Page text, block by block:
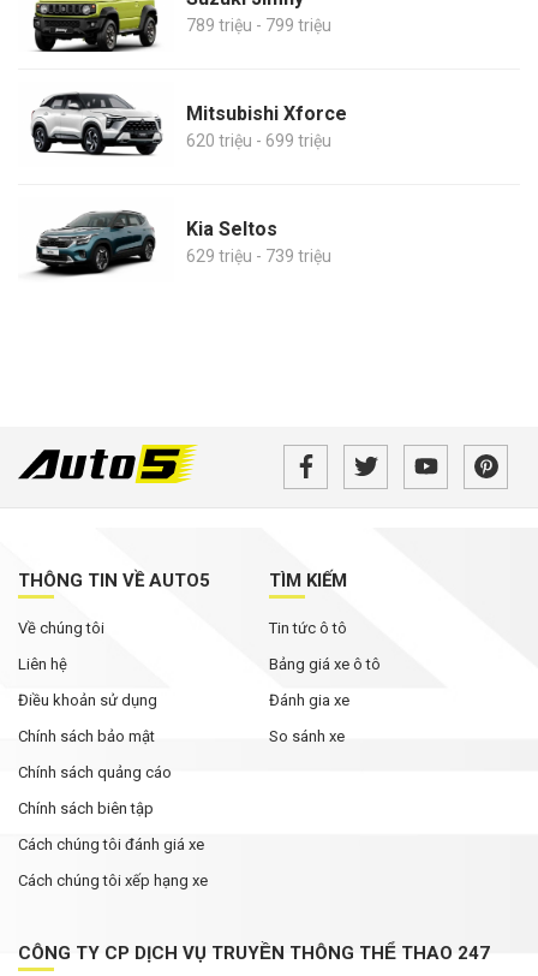
789 triệu - 799 triệu
Mitsubishi Xforce
620 triệu - 699 triệu
Kia Seltos
629 triệu - 739 triệu
THÔNG TIN VỀ AUTO5
Về chúng tôi
Liên hệ
Điều khoản sử dụng
Chính sách bảo mật
Chính sách quảng cáo
Chính sách biên tập
Cách chúng tôi đánh giá xe
Cách chúng tôi xếp hạng xe
TÌM KIẾM
Tin tức ô tô
Bảng giá xe ô tô
Đánh gia xe
So sánh xe
CÔNG TY CP DỊCH VỤ TRUYỀN THÔNG THỂ THAO 247